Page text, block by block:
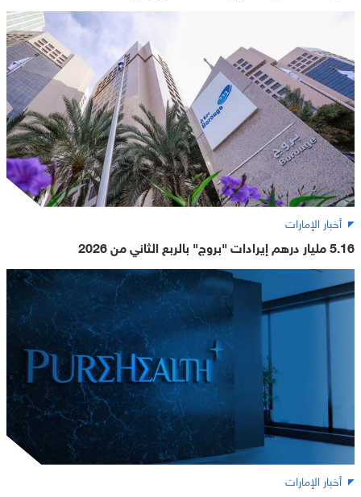
أخبار الإمارات
5.16 مليار درهم إيرادات "بروج" بالربع الثاني من 2026
أخبار الإمارات